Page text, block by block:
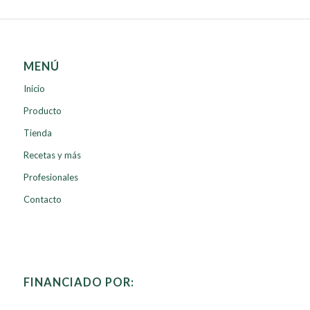
MENÚ
Inicio
Producto
Tienda
Recetas y más
Profesionales
Contacto
FINANCIADO POR: